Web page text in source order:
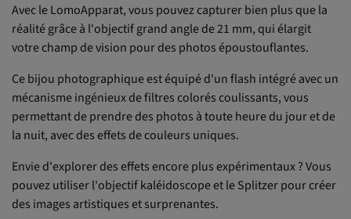
Avec le LomoApparat, vous pouvez capturer bien plus que la
réalité grâce à l'objectif grand angle de 21 mm, qui élargit
votre champ de vision pour des photos époustouflantes.
Ce bijou photographique est équipé d'un flash intégré avec un
mécanisme ingénieux de filtres colorés coulissants, vous
permettant de prendre des photos à toute heure du jour et de
la nuit, avec des effets de couleurs uniques.
Envie d'explorer des effets encore plus expérimentaux ? Vous
pouvez utiliser l'objectif kaléidoscope et le Splitzer pour créer
des images artistiques et surprenantes.